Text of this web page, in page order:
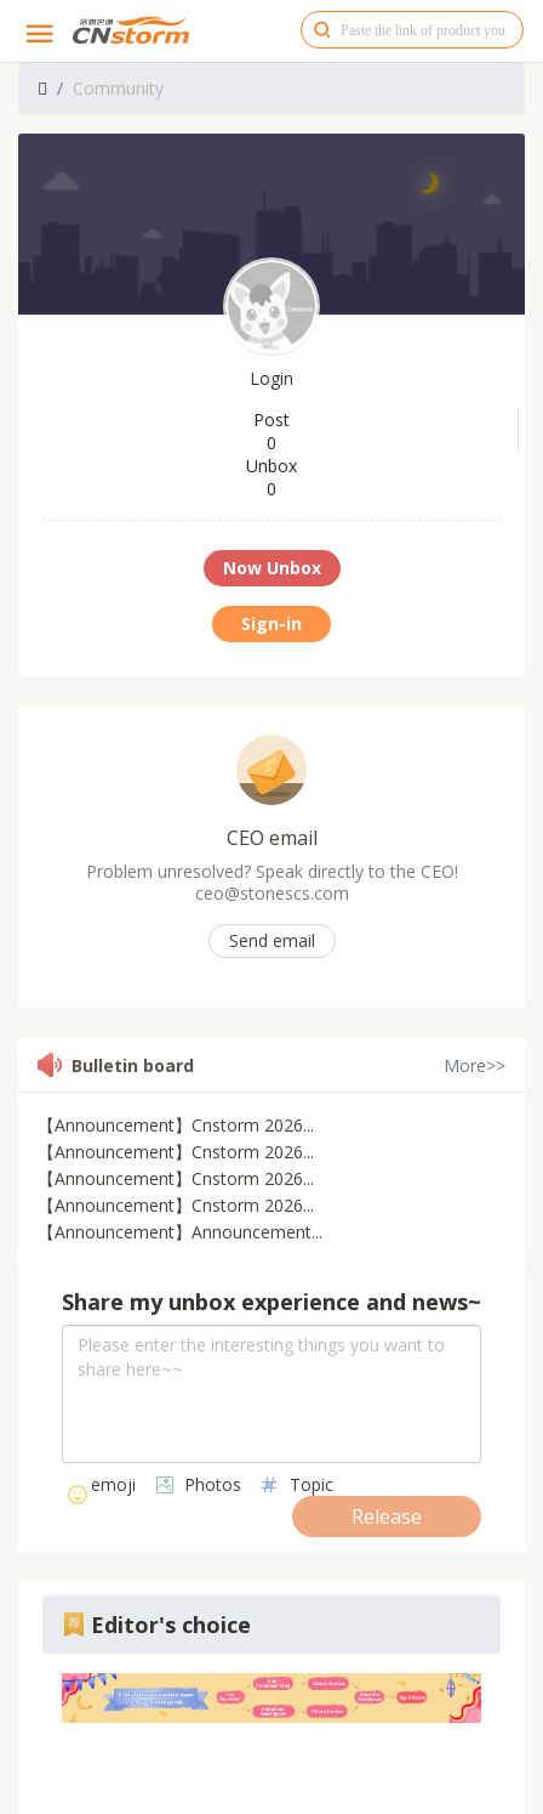
Community
Login
Post
0
Unbox
0
Now Unbox
Sign-in
CEO email
Problem unresolved? Speak directly to the CEO!
ceo@stonescs.com
Send email
Bulletin board More>>
【Announcement】Cnstorm 2026...
【Announcement】Cnstorm 2026...
【Announcement】Cnstorm 2026...
【Announcement】Cnstorm 2026...
【Announcement】Announcement...
Share my unbox experience and news~
emoji Photos Topic
Release
Editor's choice